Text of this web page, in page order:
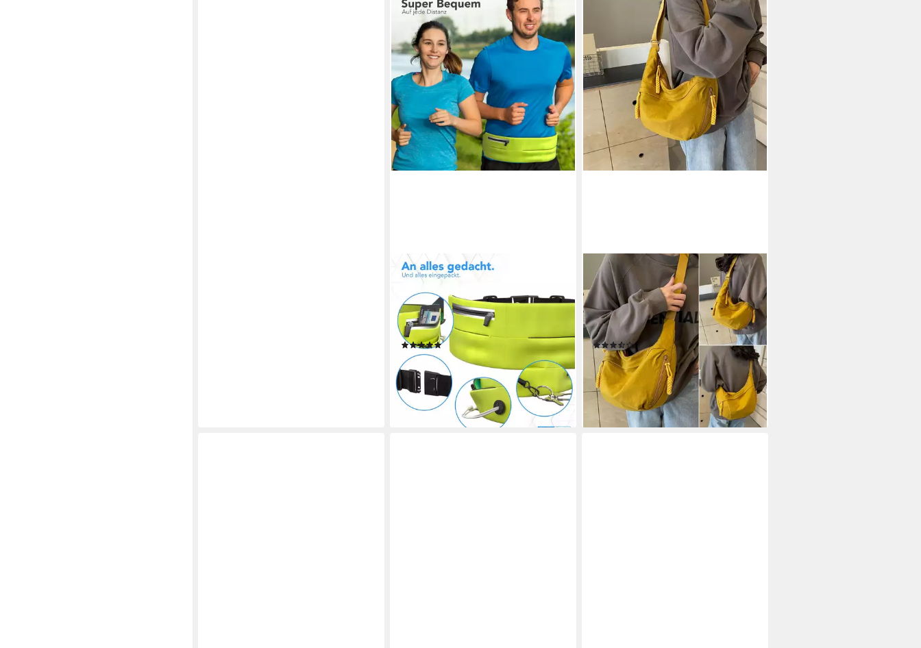
EAZY CASE
Laufgürtel Universal Sport
Bauchtasche Breit Bauchtasche
Damen Herren Sport Laufgürtel
Herren Bauchtasche Gelb
(4)
18,84 € 28,99 €
-35%
lieferbar - in 2-3 Werktagen bei dir
+4
CACHITO
Bauchtasche Damen Gürteltasche
Umhängetasche CrossBody, Nylon
Schultertasche, Handtasche für
Arbeit, Reisen, Alltag
(6)
19,60 € 39,99 €
-51%
lieferbar - in 6-7 Werktagen bei dir